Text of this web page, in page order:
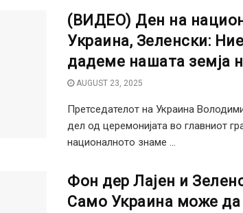
(ВИДЕО) Ден на
Украина, Зеленски:
дадеме нашата земја
AUGUST 23, 2025
Претседателот на Украина
дел од церемонијата во главниот
националното знаме ...
Фон дер Лајен и
Само Украина може да